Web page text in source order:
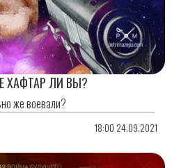
ХАФТАР ЛИ ВЫ?
же воевали?
18:00 24.09.2021